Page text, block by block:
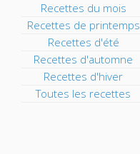
Recettes du mois
Recettes de printemps
Recettes d'été
Recettes d'automne
Recettes d'hiver
Toutes les recettes